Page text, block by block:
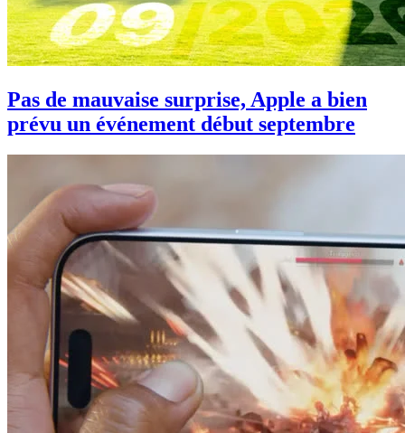
Pas de mauvaise surprise, Apple a bien
prévu un événement début septembre